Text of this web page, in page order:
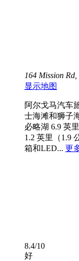
164 Mission
显示地图
阿尔戈马汽车
士海滩和狮子
必略湖 6.9 英
1.2 英里（1.9
箱和LED... 更
8.4/10
好